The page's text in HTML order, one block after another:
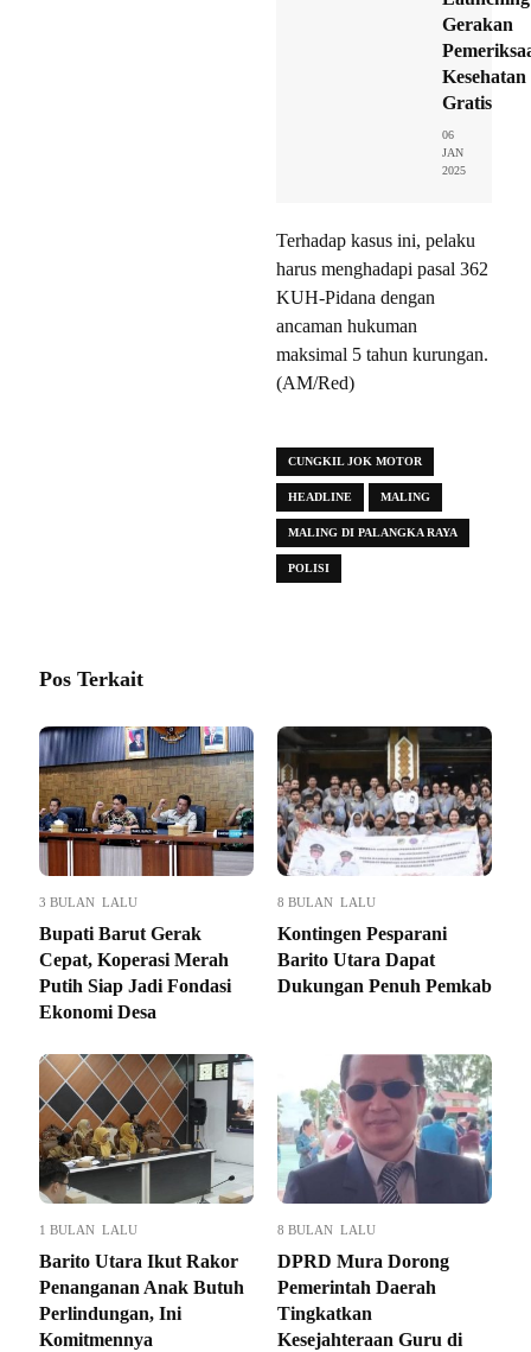
Gerakan
Kesehatan
Gratis
06
JAN
2025
Terhadap kasus ini, pelaku
harus menghadapi pasal 362
KUH-Pidana dengan
ancaman hukuman
maksimal 5 tahun kurungan.
(AM/Red)
CUNGKIL JOK MOTOR
HEADLINE MALING
MALING DI PALANGKA RAYA
POLISI
Pos Terkait
3 BULAN LALU
Bupati Barut Gerak
Cepat, Koperasi Merah
Putih Siap Jadi Fondasi
Ekonomi Desa
8 BULAN LALU
Kontingen Pesparani
Barito Utara Dapat
Dukungan Penuh Pemkab
1 BULAN LALU
Barito Utara Ikut Rakor
Penanganan Anak Butuh
Perlindungan, Ini
Komitmennya
8 BULAN LALU
DPRD Mura Dorong
Pemerintah Daerah
Tingkatkan
Kesejahteraan Guru di